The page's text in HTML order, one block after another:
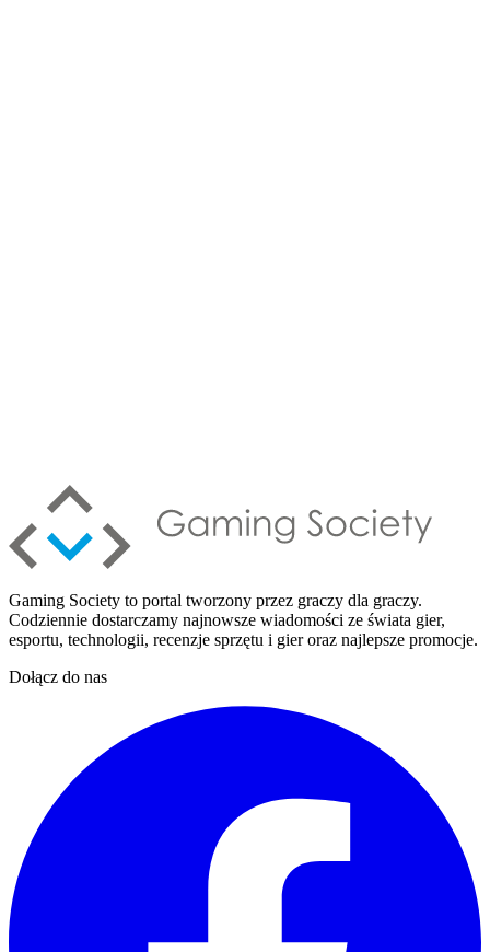
Gaming Society to portal tworzony przez graczy dla graczy.
Codziennie dostarczamy najnowsze wiadomości ze świata gier,
esportu, technologii, recenzje sprzętu i gier oraz najlepsze promocje.
Dołącz do nas